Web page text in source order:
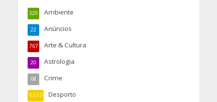
Ambiente
329
Anúncios
22
Arte & Cultura
767
Astrologia
20
Crime
68
Desporto
1.017